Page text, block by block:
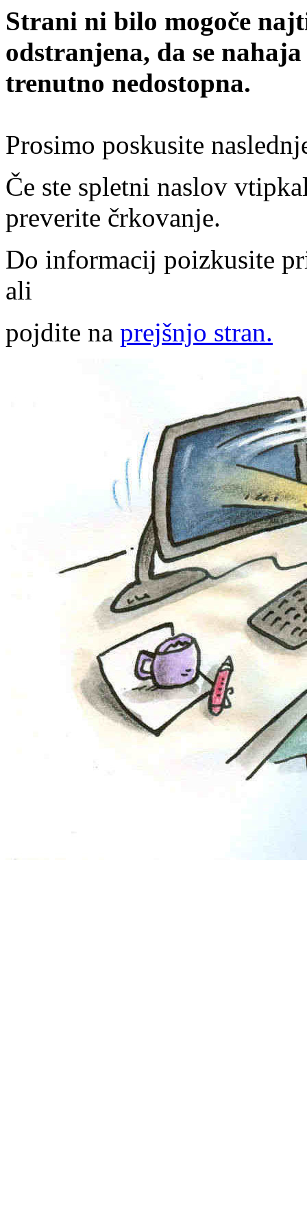
Strani ni bilo mogoče
odstranjena, da se
trenutno nedostopna.
Prosimo poskusite
Če ste spletni naslov
preverite črkovanje.
Do informacij poizkusite
ali
pojdite na prejšnjo stran.